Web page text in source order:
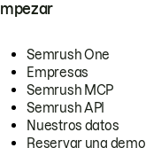
Semrush One
Empresas
Semrush MCP
Semrush API
Nuestros datos
Reservar una demo